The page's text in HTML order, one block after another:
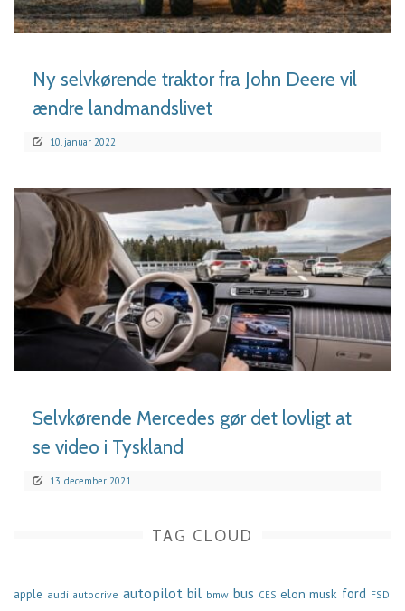
LÆS MERE
Ny selvkørende traktor fra John Deere vil
ændre landmandslivet
10. januar 2022
LÆS MERE
Selvkørende Mercedes gør det lovligt at
se video i Tyskland
13. december 2021
TAG CLOUD
apple audi autodrive autopilot bil bmw bus CES elon musk ford FSD